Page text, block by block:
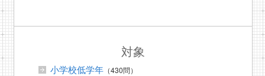
対象
小学校低学年（430問）